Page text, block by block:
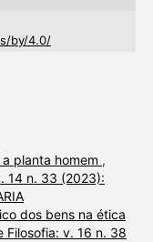
by/4.0/
planta homem ,
14 n. 33 (2023):
dos bens na ética
Filosofia: v. 16 n. 38